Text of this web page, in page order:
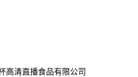
高清直播食品有限公司